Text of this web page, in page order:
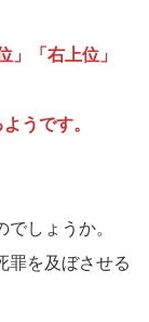
」「右上位」
うです。
しょうか。
罪を及ぼさせる